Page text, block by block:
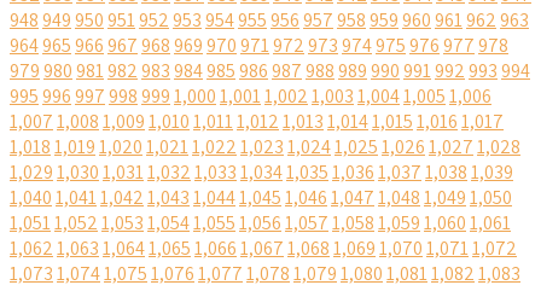
948949950951952953954955956957958959960961962963
964965966967968969970971972973974975976977978
979980981982983984985986987988989990991992993994
9959969979989991,0001,0011,0021,0031,0041,0051,006
1,0071,0081,0091,0101,0111,0121,0131,0141,0151,0161,017
1,0181,0191,0201,0211,0221,0231,0241,0251,0261,0271,028
1,0291,0301,0311,0321,0331,0341,0351,0361,0371,0381,039
1,0401,0411,0421,0431,0441,0451,0461,0471,0481,0491,050
1,0511,0521,0531,0541,0551,0561,0571,0581,0591,0601,061
1,0621,0631,0641,0651,0661,0671,0681,0691,0701,0711,072
1,0731,0741,0751,0761,0771,0781,0791,0801,0811,0821,083